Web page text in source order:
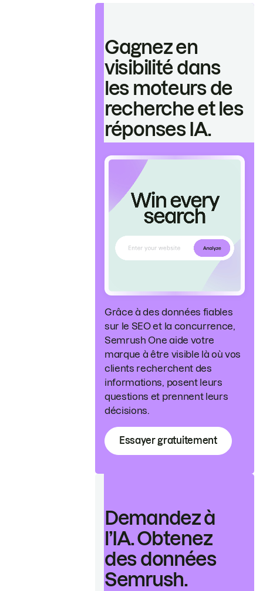
Gagnez en
visibilité dans
les moteurs de
recherche et les
réponses IA.
Grâce à des données fiables
sur le SEO et la concurrence,
Semrush One aide votre
marque à être visible là où vos
clients recherchent des
informations, posent leurs
questions et prennent leurs
décisions.
Essayer gratuitement
Demandez à
l’IA. Obtenez
des données
Semrush.